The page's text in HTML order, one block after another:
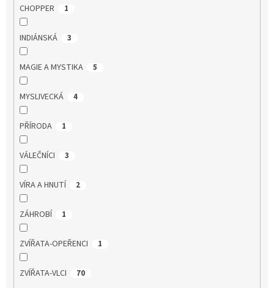
CHOPPER 1
INDIÁNSKÁ 3
MAGIE A MYSTIKA 5
MYSLIVECKÁ 4
PŘÍRODA 1
VÁLEČNÍCI 3
VÍRA A HNUTÍ 2
ZÁHROBÍ 1
ZVÍŘATA-OPEŘENCI 1
ZVÍŘATA-VLCI 70